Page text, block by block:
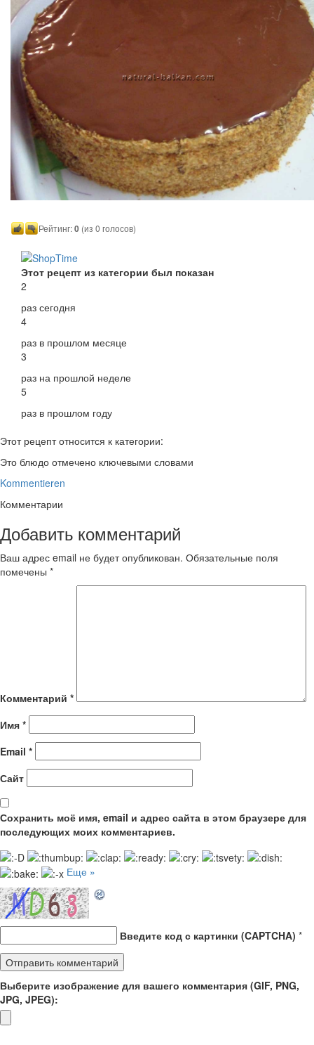
Рейтинг:0 (из 0 голосов)
Этот рецепт из категории был показан
2
раз сегодня
4
раз в прошлом месяце
3
раз на прошлой неделе
5
раз в прошлом году
Этот рецепт относится к категории:
Это блюдо отмечено ключевыми словами
Kommentieren
Комментарии
Добавить комментарий
Ваш адрес email не будет опубликован. Обязательные поля
помечены *
Комментарий *
Имя *
Email *
Сайт
Сохранить моё имя, email и адрес сайта в этом браузере для
последующих моих комментариев.
Еще »
Введите код с картинки (CAPTCHA) *
Выберите изображение для вашего комментария (GIF, PNG,
JPG, JPEG):